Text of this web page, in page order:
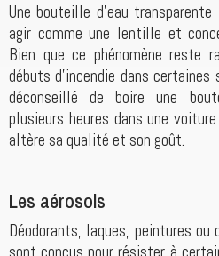
Une bouteille d'eau
agir comme une lentille et
Bien que ce phénomène reste
débuts d'incendie dans
déconseillé de boire une
plusieurs heures dans une
altère sa qualité et son goût.
Les aérosols
Déodorants, laques, peintures ou